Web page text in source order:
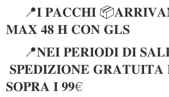
📍𝐈 𝐏𝐀𝐂𝐂𝐇𝐈
𝐌𝐀𝐗 𝟒𝟖 𝐇 𝐂𝐎𝐍 𝐆𝐋𝐒
📍𝐍𝐄𝐈 𝐏𝐄𝐑𝐈𝐎𝐃𝐈 𝐃𝐈
𝐒𝐏𝐄𝐃𝐈𝐙𝐈𝐎𝐍𝐄 𝐆𝐑𝐀𝐓𝐔𝐈𝐓𝐀
𝐒𝐎𝐏𝐑𝐀 𝐈 𝟗𝟗€